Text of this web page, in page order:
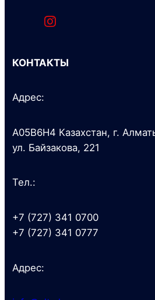
КОНТАКТЫ
Адрес:
A05B6H4 Казахстан, г.
ул. Байзакова, 221
Тел.:
+7 (727) 341 0700
+7 (727) 341 0777
Адрес: